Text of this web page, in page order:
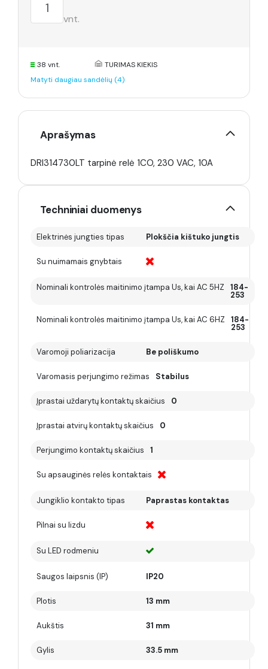
vnt.
38 vnt.
TURIMAS KIEKIS
Matyti daugiau sandėlių (4)
Aprašymas
DRI314730LT tarpinė relė 1CO, 230 VAC, 10A
Techniniai duomenys
Elektrinės jungties tipas Plokščia kištuko jungtis
Su nuimamais gnybtais
Nominali kontrolės maitinimo įtampa Us, kai AC 5HZ 184-
253
Nominali kontrolės maitinimo įtampa Us, kai AC 6HZ 184-
253
Varomoji poliarizacija Be poliškumo
Varomasis perjungimo režimas Stabilus
Įprastai uždarytų kontaktų skaičius 0
Įprastai atvirų kontaktų skaičius 0
Perjungimo kontaktų skaičius 1
Su apsauginės relės kontaktais
Jungiklio kontakto tipas Paprastas kontaktas
Pilnai su lizdu
Su LED rodmeniu
Saugos laipsnis (IP) IP20
Plotis 13 mm
Aukštis 31 mm
Gylis 33.5 mm